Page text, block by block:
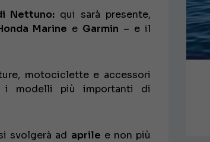
Nettuno: qui sarà presente,
Marine e Garmin – e il
motociclette e accessori
i modelli più importanti di
svolgerà ad aprile e non più